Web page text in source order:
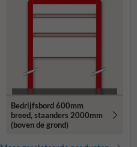
Bedrijfsbord 600mm
breed, staanders 2000mm
(boven de grond)